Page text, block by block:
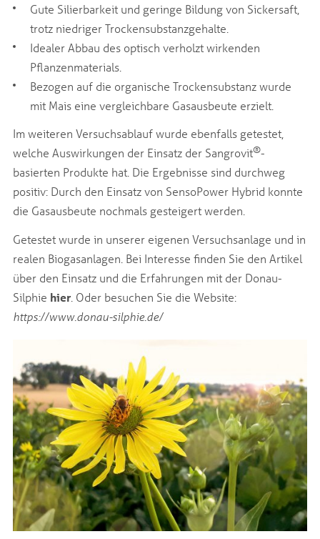
Gute Silierbarkeit und geringe Bildung von Sickersaft,
trotz niedriger Trockensubstanzgehalte.
Idealer Abbau des optisch verholzt wirkenden
Pflanzenmaterials.
Bezogen auf die organische Trockensubstanz wurde
mit Mais eine vergleichbare Gasausbeute erzielt.
Im weiteren Versuchsablauf wurde ebenfalls getestet,
welche Auswirkungen der Einsatz der Sangrovit®-
basierten Produkte hat. Die Ergebnisse sind durchweg
positiv: Durch den Einsatz von SensoPower Hybrid konnte
die Gasausbeute nochmals gesteigert werden.
Getestet wurde in unserer eigenen Versuchsanlage und in
realen Biogasanlagen. Bei Interesse finden Sie den Artikel
über den Einsatz und die Erfahrungen mit der Donau-
Silphie hier . Oder besuchen Sie die Website:
https://www.donau-silphie.de/